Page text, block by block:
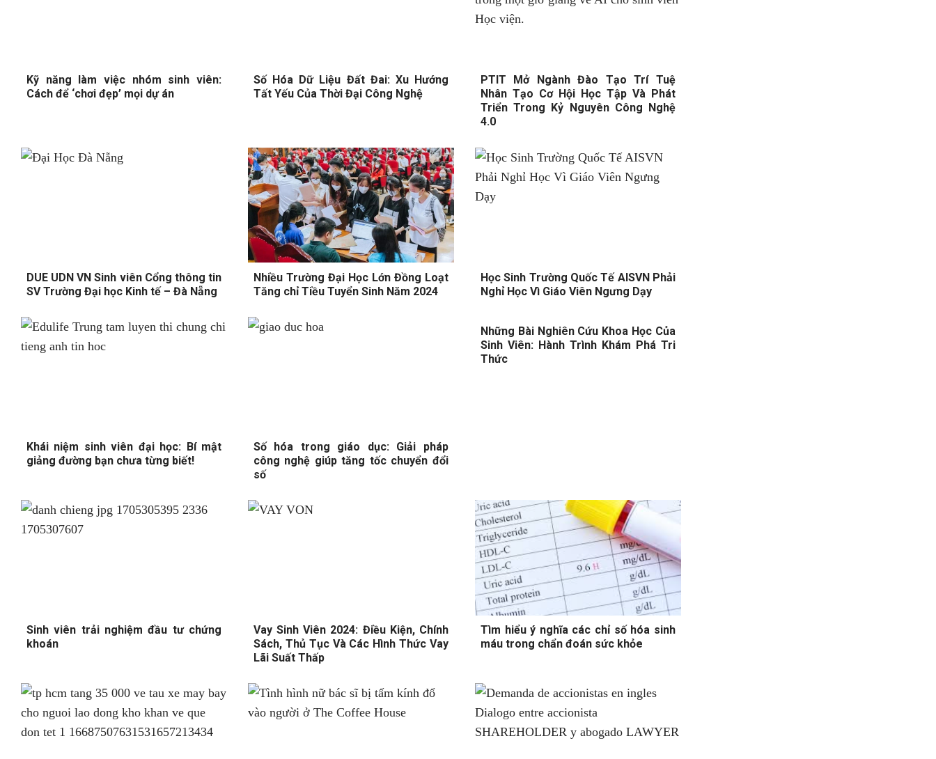
Kỹ năng làm việc nhóm sinh viên:
Cách để ‘chơi đẹp’ mọi dự án
Số Hóa Dữ Liệu Đất Đai: Xu Hướng
Tất Yếu Của Thời Đại Công Nghệ
PTIT Mở Ngành Đào Tạo Trí Tuệ
Nhân Tạo Cơ Hội Học Tập Và Phát
Triển Trong Kỷ Nguyên Công Nghệ
4.0
DUE UDN VN Sinh viên Cổng thông tin
SV Trường Đại học Kinh tế – Đà Nẵng
Nhiều Trường Đại Học Lớn Đồng Loạt
Tăng chỉ Tiều Tuyển Sinh Năm 2024
Học Sinh Trường Quốc Tế AISVN Phải
Nghỉ Học Vì Giáo Viên Ngưng Dạy
Khái niệm sinh viên đại học: Bí mật
giảng đường bạn chưa từng biết!
Số hóa trong giáo dục: Giải pháp
công nghệ giúp tăng tốc chuyển đổi
số
Những Bài Nghiên Cứu Khoa Học Của
Sinh Viên: Hành Trình Khám Phá Tri
Thức
Sinh viên trải nghiệm đầu tư chứng
khoán
Vay Sinh Viên 2024: Điều Kiện, Chính
Sách, Thủ Tục Và Các Hình Thức Vay
Lãi Suất Thấp
Tìm hiểu ý nghĩa các chỉ số hóa sinh
máu trong chẩn đoán sức khỏe